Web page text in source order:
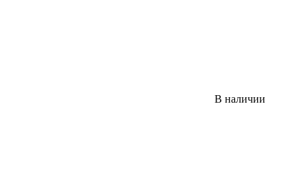
В наличии